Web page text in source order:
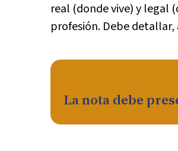
real (donde vive) y legal
profesión. Debe
La nota debe